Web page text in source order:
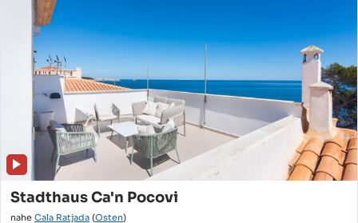
Stadthaus Ca'n Pocovi
nahe Cala Ratjada (Osten)